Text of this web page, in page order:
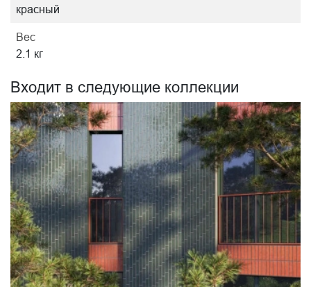
красный
Вес
2.1 кг
Входит в следующие коллекции